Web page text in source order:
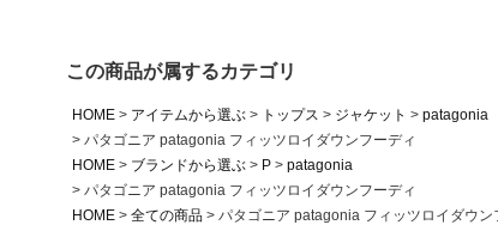
この商品が属するカテゴリ
HOME アイテムから選ぶ トップス ジャケット
patagonia
パタゴニア patagonia フィッツロイダウンフーディ
HOME
ブランドから選ぶ P
patagonia
パタゴニア patagonia フィッツロイダウンフーディ
HOME
全ての商品 パタゴニア patagonia フィッツロイダウン